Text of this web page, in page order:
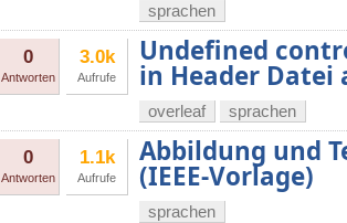
sprachen
0
Antworten
3.0k
Aufrufe
Undefined
in Header Datei
overleaf sprachen
0
Antworten
1.1k
Aufrufe
Abbildung und
(IEEE-Vorlage)
sprachen